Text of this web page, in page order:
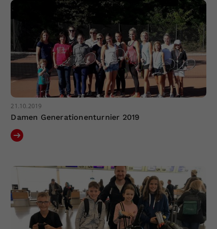
21.10.2019
Damen Generationenturnier 2019